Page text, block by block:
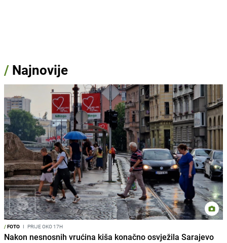
/ Najnovije
/FOTO I PRIJE OKO 17H
Nakon nesnosnih vrućina kiša konačno osvježila Sarajevo